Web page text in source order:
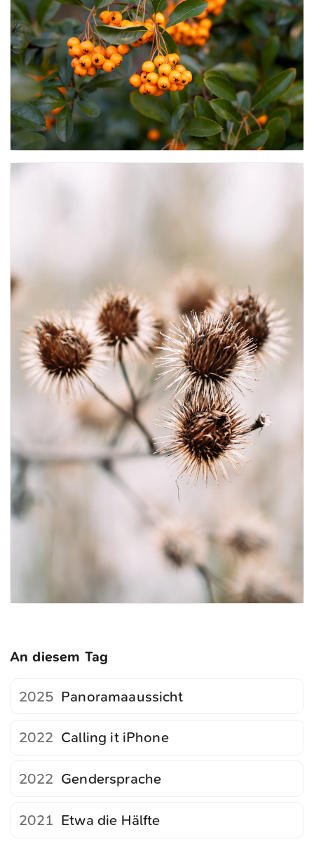
An diesem Tag
2025 Panoramaaussicht
2022 Calling it iPhone
2022 Gendersprache
2021 Etwa die Hälfte